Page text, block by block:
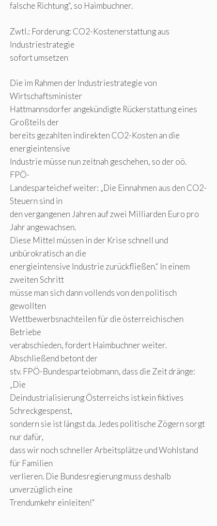
falsche Richtung“, so Haimbuchner.
Zwtl.: Forderung: CO2-Kostenerstattung aus
Industriestrategie
sofort umsetzen
Die im Rahmen der Industriestrategie von
Wirtschaftsminister
Hattmannsdorfer angekündigte Rückerstattung eines
Großteils der
bereits gezahlten indirekten CO2-Kosten an die
energieintensive
Industrie müsse nun zeitnah geschehen, so der oö.
FPÖ-
Landesparteichef weiter: „Die Einnahmen aus den CO2-
Steuern sind in
den vergangenen Jahren auf zwei Milliarden Euro pro
Jahr angewachsen.
Diese Mittel müssen in der Krise schnell und
unbürokratisch an die
energieintensive Industrie zurückfließen.“ In einem
zweiten Schritt
müsse man sich dann vollends von den politisch
gewollten
Wettbewerbsnachteilen für die österreichischen
Betriebe
verabschieden, fordert Haimbuchner weiter.
Abschließend betont der
stv. FPÖ-Bundesparteiobmann, dass die Zeit dränge:
„Die
Deindustrialisierung Österreichs ist kein fiktives
Schreckgespenst,
sondern sie ist längst da. Jedes politische Zögern sorgt
nur dafür,
dass wir noch schneller Arbeitsplätze und Wohlstand
für Familien
verlieren. Die Bundesregierung muss deshalb
unverzüglich eine
Trendumkehr einleiten!“